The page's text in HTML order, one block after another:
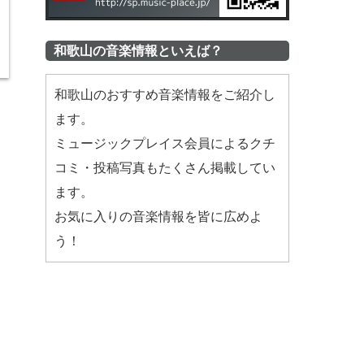
和歌山の音楽情報といえば？
和歌山のおすすめ音楽情報をご紹介し
ます。
ミュージックプレイス会員によるクチ
コミ・投稿写真もたくさん掲載してい
ます。
お気に入りの音楽情報を皆に広めよ
う！